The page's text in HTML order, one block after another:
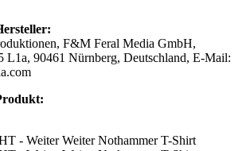
F&M Feral Media GmbH,
L1a, 90461 Nürnberg, Deutschland, E-Mail: